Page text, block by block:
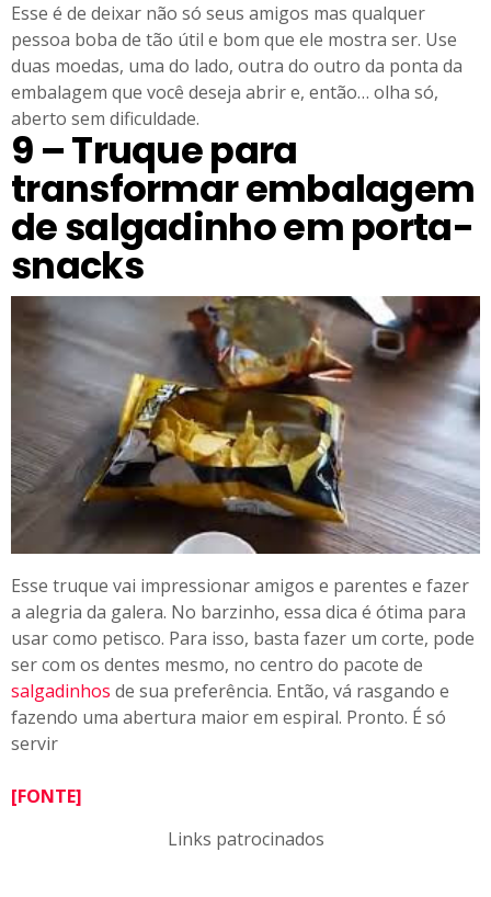
Esse é de deixar não só seus amigos mas qualquer
pessoa boba de tão útil e bom que ele mostra ser. Use
duas moedas, uma do lado, outra do outro da ponta da
embalagem que você deseja abrir e, então… olha só,
aberto sem dificuldade.
9 – Truque para
transformar embalagem
de salgadinho em porta-
snacks
Esse truque vai impressionar amigos e parentes e fazer
a alegria da galera. No barzinho, essa dica é ótima para
usar como petisco. Para isso, basta fazer um corte, pode
ser com os dentes mesmo, no centro do pacote de
salgadinhos de sua preferência. Então, vá rasgando e
fazendo uma abertura maior em espiral. Pronto. É só
servir
[FONTE]
Links patrocinados